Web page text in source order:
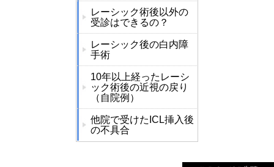
レーシック術後以外の
受診はできるの？
レーシック後の白内障
手術
10年以上経ったレーシ
ック術後の近視の戻り
（自院例）
他院で受けたICL挿入後
の不具合